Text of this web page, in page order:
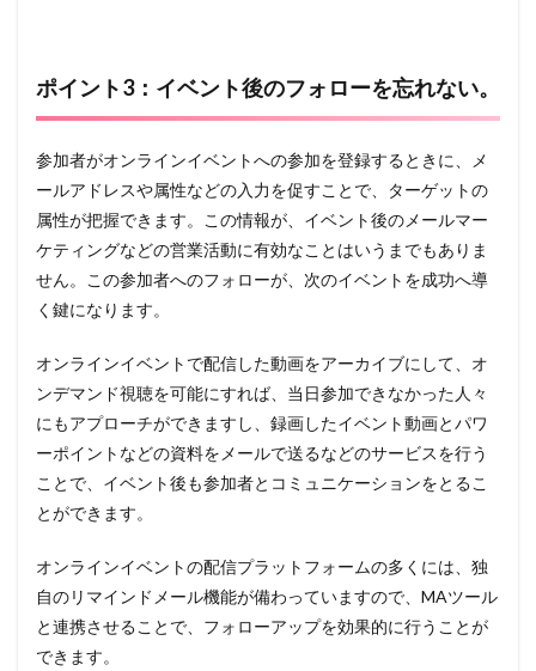
ポイント3：イベント後のフォローを忘れない。
参加者がオンラインイベントへの参加を登録するときに、メ
ールアドレスや属性などの入力を促すことで、ターゲットの
属性が把握できます。この情報が、イベント後のメールマー
ケティングなどの営業活動に有効なことはいうまでもありま
せん。この参加者へのフォローが、次のイベントを成功へ導
く鍵になります。
オンラインイベントで配信した動画をアーカイブにして、オ
ンデマンド視聴を可能にすれば、当日参加できなかった人々
にもアプローチができますし、録画したイベント動画とパワ
ーポイントなどの資料をメールで送るなどのサービスを行う
ことで、イベント後も参加者とコミュニケーションをとるこ
とができます。
オンラインイベントの配信プラットフォームの多くには、独
自のリマインドメール機能が備わっていますので、MAツール
と連携させることで、フォローアップを効果的に行うことが
できます。